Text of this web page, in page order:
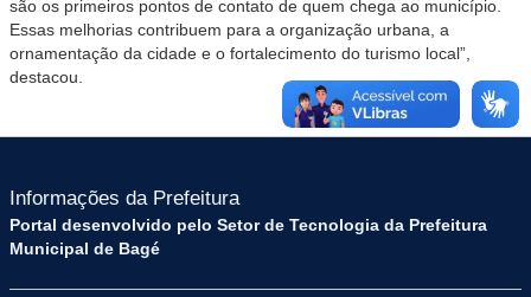
são os primeiros pontos de contato de quem chega ao município.
Essas melhorias contribuem para a organização urbana, a
ornamentação da cidade e o fortalecimento do turismo local”,
destacou.
Informações da Prefeitura
Portal desenvolvido pelo Setor de Tecnologia da Prefeitura
Municipal de Bagé